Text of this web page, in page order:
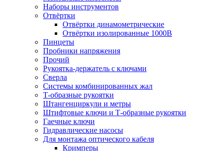
Наборы инструментов
Отвёртки
Отвёртки динамометрические
Отвёртки изолированные 1000В
Пинцеты
Пробники напряжения
Прочий
Рукоятка-держатель с ключами
Сверла
Системы комбинированных жал
Т-образные рукоятки
Штангенциркули и метры
Штифтовые ключи и Т-образные рукоятки
Гаечные ключи
Гидравлические насосы
Для монтажа оптического кабеля
Кримперы